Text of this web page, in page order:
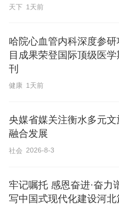
全面推介“衡水学子回
息等政策，以及“湖城
服务。北京化工大学
感慨：“从真金白银的
近年来，我市通过常
市”“学子回家过大年
车”提供24小时线上
大批优秀人才返乡创
天下 1天前
哈院心血管内科深度参研
目成果荣登国际顶级医学
刊
健康 1天前
央媒省媒关注衡水多元文
融合发展
社会 2026-8-3
牢记嘱托 感恩奋进·奋力
写中国式现代化建设河北